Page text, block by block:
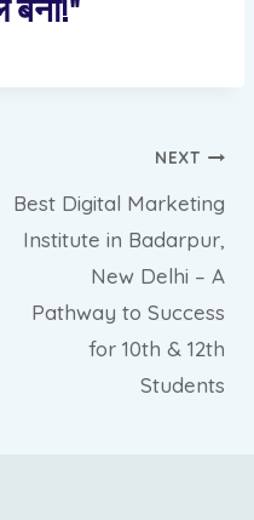
बनो!"
NEXT
Best Digital Marketing
Institute in Badarpur,
New Delhi – A
Pathway to Success
for 10th & 12th
Students